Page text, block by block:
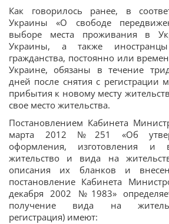
Как говорилось ранее, в
Украины «О свободе
выборе места проживания в
Украины, а также
гражданства, постоянно или
Украине, обязаны в течение
дней после снятия с регистрации
прибытия к новому месту
свое место жительства.
Постановлением Кабинета
марта 2012 №251 «Об
оформления, изготовления
жительство и вида на
описания их бланков и
постановление Кабинета
декабря 2002 №1983»
получение вида на
регистрация) имеют: